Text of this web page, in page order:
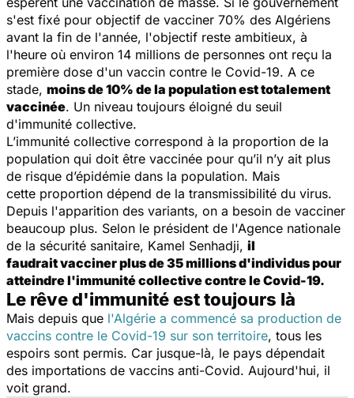
s'est fixé pour objectif de vacciner 70% des Algériens
avant la fin de l'année, l'objectif reste ambitieux, à
l'heure où environ 14 millions de personnes ont reçu la
première dose d'un vaccin contre le Covid-19. A ce
stade, moins de 10% de la population est totalement
vaccinée. Un niveau toujours éloigné du seuil
d'immunité collective.
L’immunité collective correspond à la proportion de la
population qui doit être vaccinée pour qu’il n’y ait plus
de risque d’épidémie dans la population. Mais
cette proportion dépend de la transmissibilité du virus.
Depuis l'apparition des variants, on a besoin de vacciner
beaucoup plus. Selon le président de l'Agence nationale
de la sécurité sanitaire, Kamel Senhadji, il
faudrait vacciner plus de 35 millions d'individus pour
atteindre l'immunité collective contre le Covid-19.
Le rêve d'immunité est toujours là
Mais depuis que l'Algérie a commencé sa production de
vaccins contre le Covid-19 sur son territoire, tous les
espoirs sont permis. Car jusque-là, le pays dépendait
des importations de vaccins anti-Covid. Aujourd'hui, il
voit grand.